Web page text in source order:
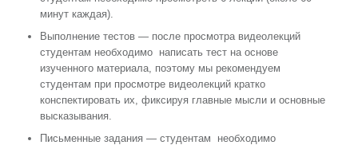
минут каждая).
Выполнение тестов — после просмотра видеолекций
студентам необходимо написать тест на основе
изученного материала, поэтому мы рекомендуем
студентам при просмотре видеолекций кратко
конспектировать их, фиксируя главные мысли и основные
высказывания.
Письменные задания — студентам необходимо